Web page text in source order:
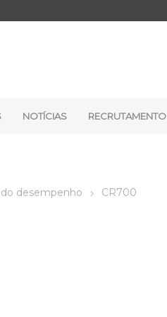
NOTÍCIAS RECRUTAMENTO
desempenho CR700